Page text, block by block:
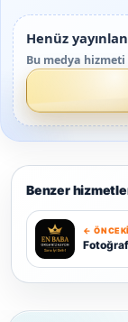
Henüz
Bu medya
Benzer
F ← ÖNCEKI